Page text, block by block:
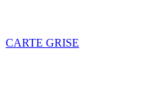
CARTE GRISE